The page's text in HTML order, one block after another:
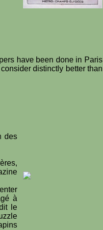
have been done in Paris
distinctly better than
des
à
le